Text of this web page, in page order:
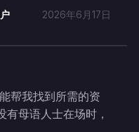
2026年6月17日
帮我找到所需的资
母语人士在场时，